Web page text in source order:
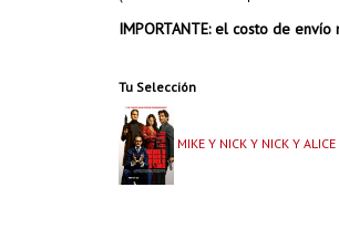
IMPORTANTE: el costo de
Tu Selección
MIKE Y NICK Y NICK Y ALICE